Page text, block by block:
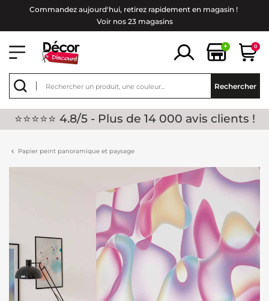
Commandez aujourd'hui, retirez rapidement en magasin !
Voir nos 23 magasins
+ 0
Rechercher
⭐⭐⭐⭐⭐ 4.8/5 - Plus de 14 000 avis clients !
Papier peint panoramique et paysage